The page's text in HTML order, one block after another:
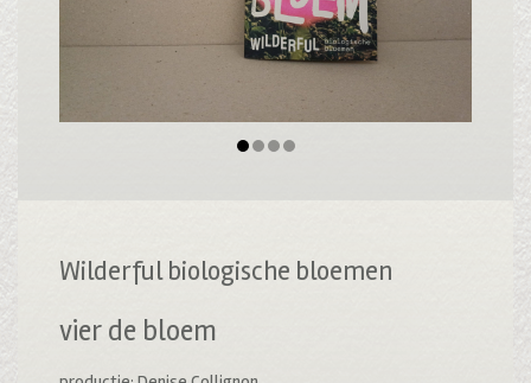
Wilderful biologische bloemen
vier de bloem